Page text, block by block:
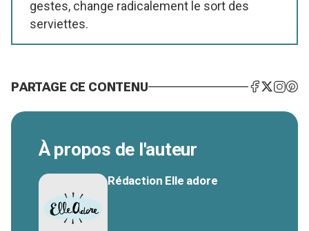
gestes, change radicalement le sort des
serviettes.
PARTAGE CE CONTENU
À propos de l'auteur
Rédaction Elle adore